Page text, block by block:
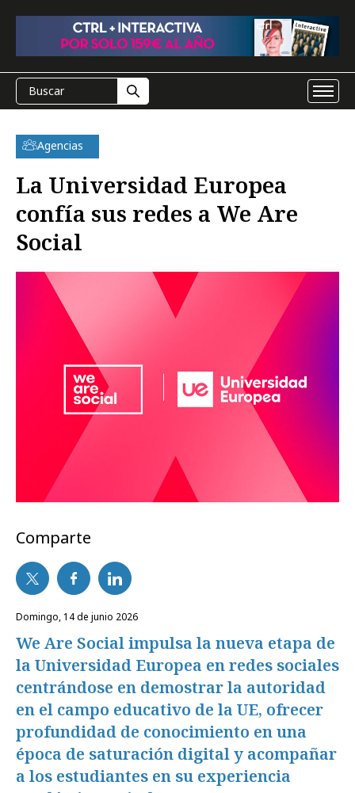
Agencias
La Universidad Europea
confía sus redes a We Are
Social
Comparte
domingo, 14 de junio 2026
We Are Social impulsa la nueva etapa de
la Universidad Europea en redes sociales
centrándose en demostrar la autoridad
en el campo educativo de la UE, ofrecer
profundidad de conocimiento en una
época de saturación digital y acompañar
a los estudiantes en su experiencia